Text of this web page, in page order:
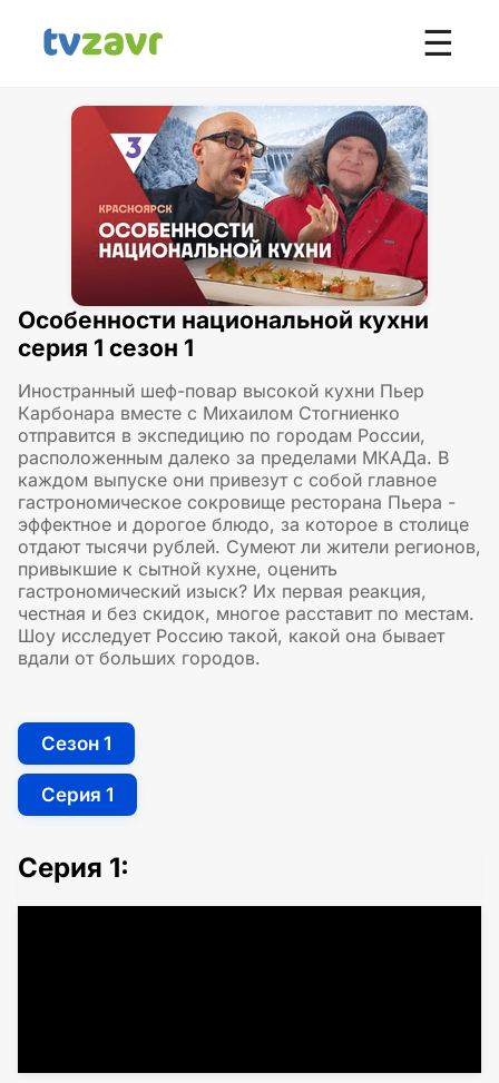
☰
Особенности национальной кухни
серия 1 сезон 1
Иностранный шеф-повар высокой кухни Пьер
Карбонара вместе с Михаилом Стогниенко
отправится в экспедицию по городам России,
расположенным далеко за пределами МКАДа. В
каждом выпуске они привезут с собой главное
гастрономическое сокровище ресторана Пьера -
эффектное и дорогое блюдо, за которое в столице
отдают тысячи рублей. Сумеют ли жители регионов,
привыкшие к сытной кухне, оценить
гастрономический изыск? Их первая реакция,
честная и без скидок, многое расставит по местам.
Шоу исследует Россию такой, какой она бывает
вдали от больших городов.
Сезон 1
Серия 1
Серия 1: